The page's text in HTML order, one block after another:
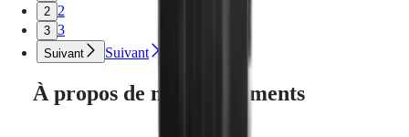
nous
Montres
pour
Homme
Montres
2 2
3 3
Suivant Suivant
À propos de nos mouvements